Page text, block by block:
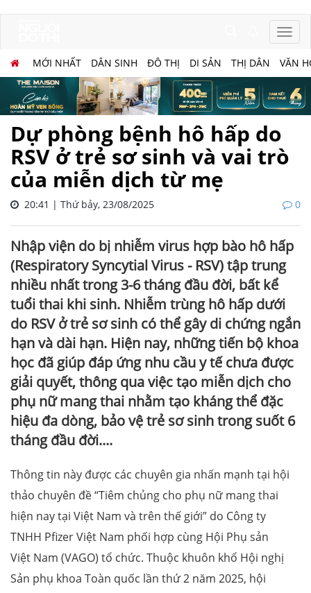
MỚI NHẤT DÂN SINH ĐÔ THỊ DI SẢN THỊ DÂN VĂN
Dự phòng bệnh hô hấp do
RSV ở trẻ sơ sinh và vai trò
của miễn dịch từ mẹ
20:41 | Thứ bảy, 23/08/2025 0
Nhập viện do bị nhiễm virus hợp bào hô hấp
(Respiratory Syncytial Virus - RSV) tập trung
nhiều nhất trong 3-6 tháng đầu đời, bất kể
tuổi thai khi sinh. Nhiễm trùng hô hấp dưới
do RSV ở trẻ sơ sinh có thể gây di chứng ngắn
hạn và dài hạn. Hiện nay, những tiến bộ khoa
học đã giúp đáp ứng nhu cầu y tế chưa được
giải quyết, thông qua việc tạo miễn dịch cho
phụ nữ mang thai nhằm tạo kháng thể đặc
hiệu đa dòng, bảo vệ trẻ sơ sinh trong suốt 6
tháng đầu đời....
Thông tin này được các chuyên gia nhấn mạnh tại hội
thảo chuyên đề “Tiêm chủng cho phụ nữ mang thai
hiện nay tại Việt Nam và trên thế giới” do Công ty
TNHH Pfizer Việt Nam phối hợp cùng Hội Phụ sản
Việt Nam (VAGO) tổ chức. Thuộc khuôn khổ Hội nghị
Sản phụ khoa Toàn quốc lần thứ 2 năm 2025, hội